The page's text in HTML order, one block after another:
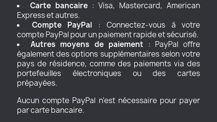
Carte bancaire: Visa, Mastercard, American
Express et autres.
Compte PayPal : Connectez-vous à votre
compte PayPal pour un paiement rapide et sécurisé.
Autres moyens de paiement : PayPal offre
également des options supplémentaires selon votre
pays de résidence, comme des paiements via des
portefeuilles électroniques ou des cartes
prépayées.
Aucun compte PayPal n'est nécessaire pour payer
par carte bancaire.